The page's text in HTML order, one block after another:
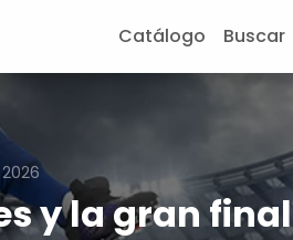
Catálogo Buscar
2026
y la gran final